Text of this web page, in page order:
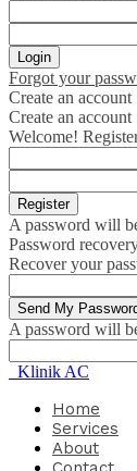
Forgot your
Create an account
Create an account
Welcome!
A password will
Password
Recover your
A password will
Klinik AC
Home
Services
About